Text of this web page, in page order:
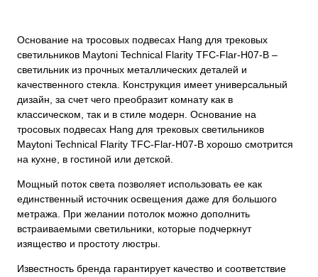
Основание на тросовых подвесах Hang для трековых
светильников Maytoni Technical Flarity TFC-Flar-H07-B –
светильник из прочных металлических деталей и
качественного стекла. Конструкция имеет универсальный
дизайн, за счет чего преобразит комнату как в
классическом, так и в стиле модерн. Основание на
тросовых подвесах Hang для трековых светильников
Maytoni Technical Flarity TFC-Flar-H07-B хорошо смотрится
на кухне, в гостиной или детской.
Мощный поток света позволяет использовать ее как
единственный источник освещения даже для большого
метража. При желании потолок можно дополнить
встраиваемыми светильники, которые подчеркнут
изящество и простоту люстры.
Известность бренда гарантирует качество и соответствие